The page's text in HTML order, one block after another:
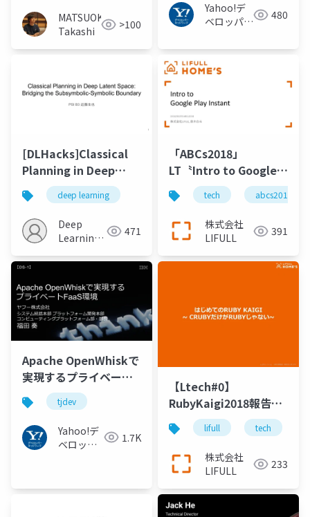
MATSUOKA
Takashi
>100
Yahoo!デ
ベロッパー
ク
480
[DLHacks]Classical
Planning in Deep
Latent Space:
Bridging the
Subsymbolic-
Symbolic Boundary
deep learning
Deep
Learning
471
「ABCs2018」
LT〝Intro to Google
Play Instant〟
tech abcs2018
株式会社
LIFULL
391
Apache OpenWhiskで
実現するプライベート
FaaS環境 #tjdev
tjdev
Yahoo!デ
ベロッパ
1.7K
【Ltech#0】
RubyKaigi2018報告会
はじめてのRuby
Kaigi ~ Crubyだけが
Rubyじゃない~
lifull tech
株式会社
LIFULL
233